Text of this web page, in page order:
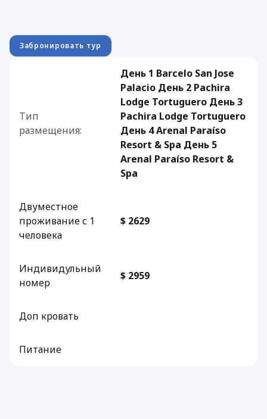
Тип
размещения:
День 1 Barcelo San Jose
Palacio День 2 Pachira
Lodge Tortuguero День 3
Pachira Lodge Tortuguero
День 4 Arenal Paraíso
Resort & Spa День 5
Arenal Paraíso Resort &
Spa
Двуместное
проживание с 1
человека
$ 2629
Индивидульный
номер
$ 2959
Доп кровать
Питание
Забронировать тур